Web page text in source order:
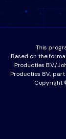
This
Based on the
Producties B.V./
Producties BV.,
Copyright